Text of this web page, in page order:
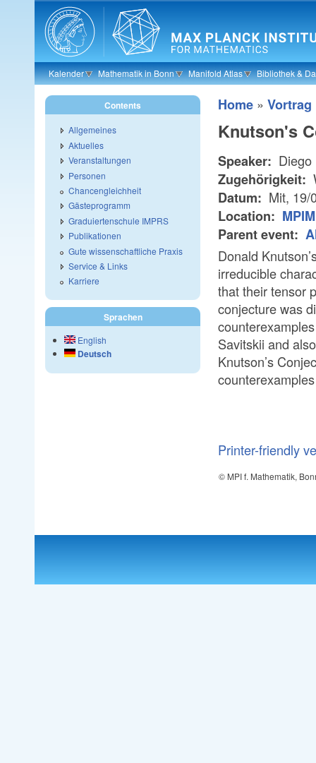
Skip to main content
Kalender Mathematik in Bonn Manifold Atlas Bibliothek &
Home » Vortrag
Knutson's
Speaker:
Zugehörigkeit:
Datum: Mit,
Location:
Parent event:
Donald
irreducible
that their tensor
conjecture was
Savitskii and
Knutson’s
Printer-friendly
© MPI f. Mathematik,
Contents
Allgemeines
Aktuelles
Veranstaltungen
Personen
Chancengleichheit
Gästeprogramm
Graduiertenschule IMPRS
Publikationen
Gute wissenschaftliche Praxis
Service & Links
Karriere
Sprachen
English
Deutsch